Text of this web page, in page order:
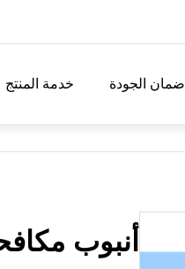
خدمة المنتج ضمان الجودة
أنبوب